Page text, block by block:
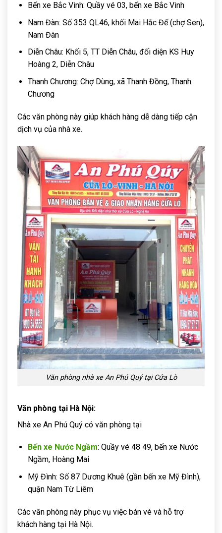
Bến xe Bắc Vinh: Quầy vé 03, bến xe Bắc Vinh
Nam Đàn: Số 353 QL46, khối Mai Hắc Đế (chợ Sen),
Nam Đàn
Diễn Châu: Khối 5, TT Diễn Châu, đối diện KS Huy
Hoàng 2, Diễn Châu
Thanh Chương: Chợ Dùng, xã Thanh Đồng, Thanh
Chương
Các văn phòng này giúp khách hàng dễ dàng tiếp cận
dịch vụ của nhà xe.
Văn phòng nhà xe An Phú Quý tại Cửa Lò
Văn phòng tại Hà Nội:
Nhà xe An Phú Quý có văn phòng tại
Bến xe Nước Ngầm: Quầy vé 48 49, bến xe Nước
Ngầm, Hoàng Mai
Mỹ Đình: Số 87 Dương Khuê (gần bến xe Mỹ Đình),
quận Nam Từ Liêm
Các văn phòng này phục vụ việc bán vé và hỗ trợ
khách hàng tại Hà Nội.